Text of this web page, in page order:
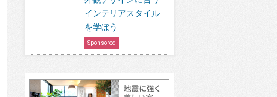
インテリアスタイル
を学ぼう
Sponsored